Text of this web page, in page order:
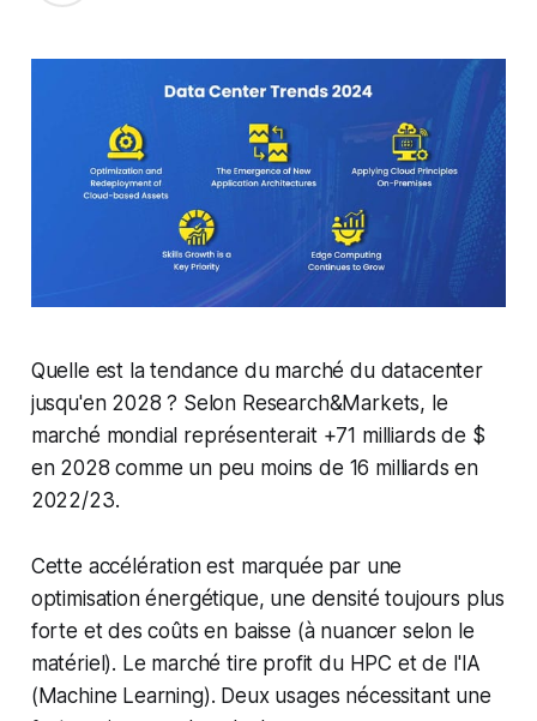
Quelle est la tendance du marché du datacenter
jusqu'en 2028 ? Selon Research&Markets, le
marché mondial représenterait +71 milliards de $
en 2028 comme un peu moins de 16 milliards en
2022/23.
Cette accélération est marquée par une
optimisation énergétique, une densité toujours plus
forte et des coûts en baisse (à nuancer selon le
matériel). Le marché tire profit du HPC et de l'IA
(Machine Learning). Deux usages nécessitant une